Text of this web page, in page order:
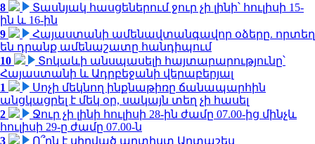
8
Տասնյակ հասցեներում ջուր չի լինի՝ հուլիսի 15-
ին և 16-ին
9
Հայաստանի ամենավտանգավոր օձերը. որտեղ
են դրանք ամենաշատը հանդիպում
10
Տոկաևի անսպասելի հայտարարությունը՝
Հայաստանի և Ադրբեջանի վերաբերյալ
1
Սոչի մեկնող ինքնաթիռը ճանապարհին
անցկացրել է մեկ օր, սակայն տեղ չի հասել
2
Ջուր չի լինի հուլիսի 28-ին ժամը 07.00-ից մինչև
հուլիսի 29-ը ժամը 07.00-ն
3
Ո՞րն է սիրված արտիստ Արտաշես